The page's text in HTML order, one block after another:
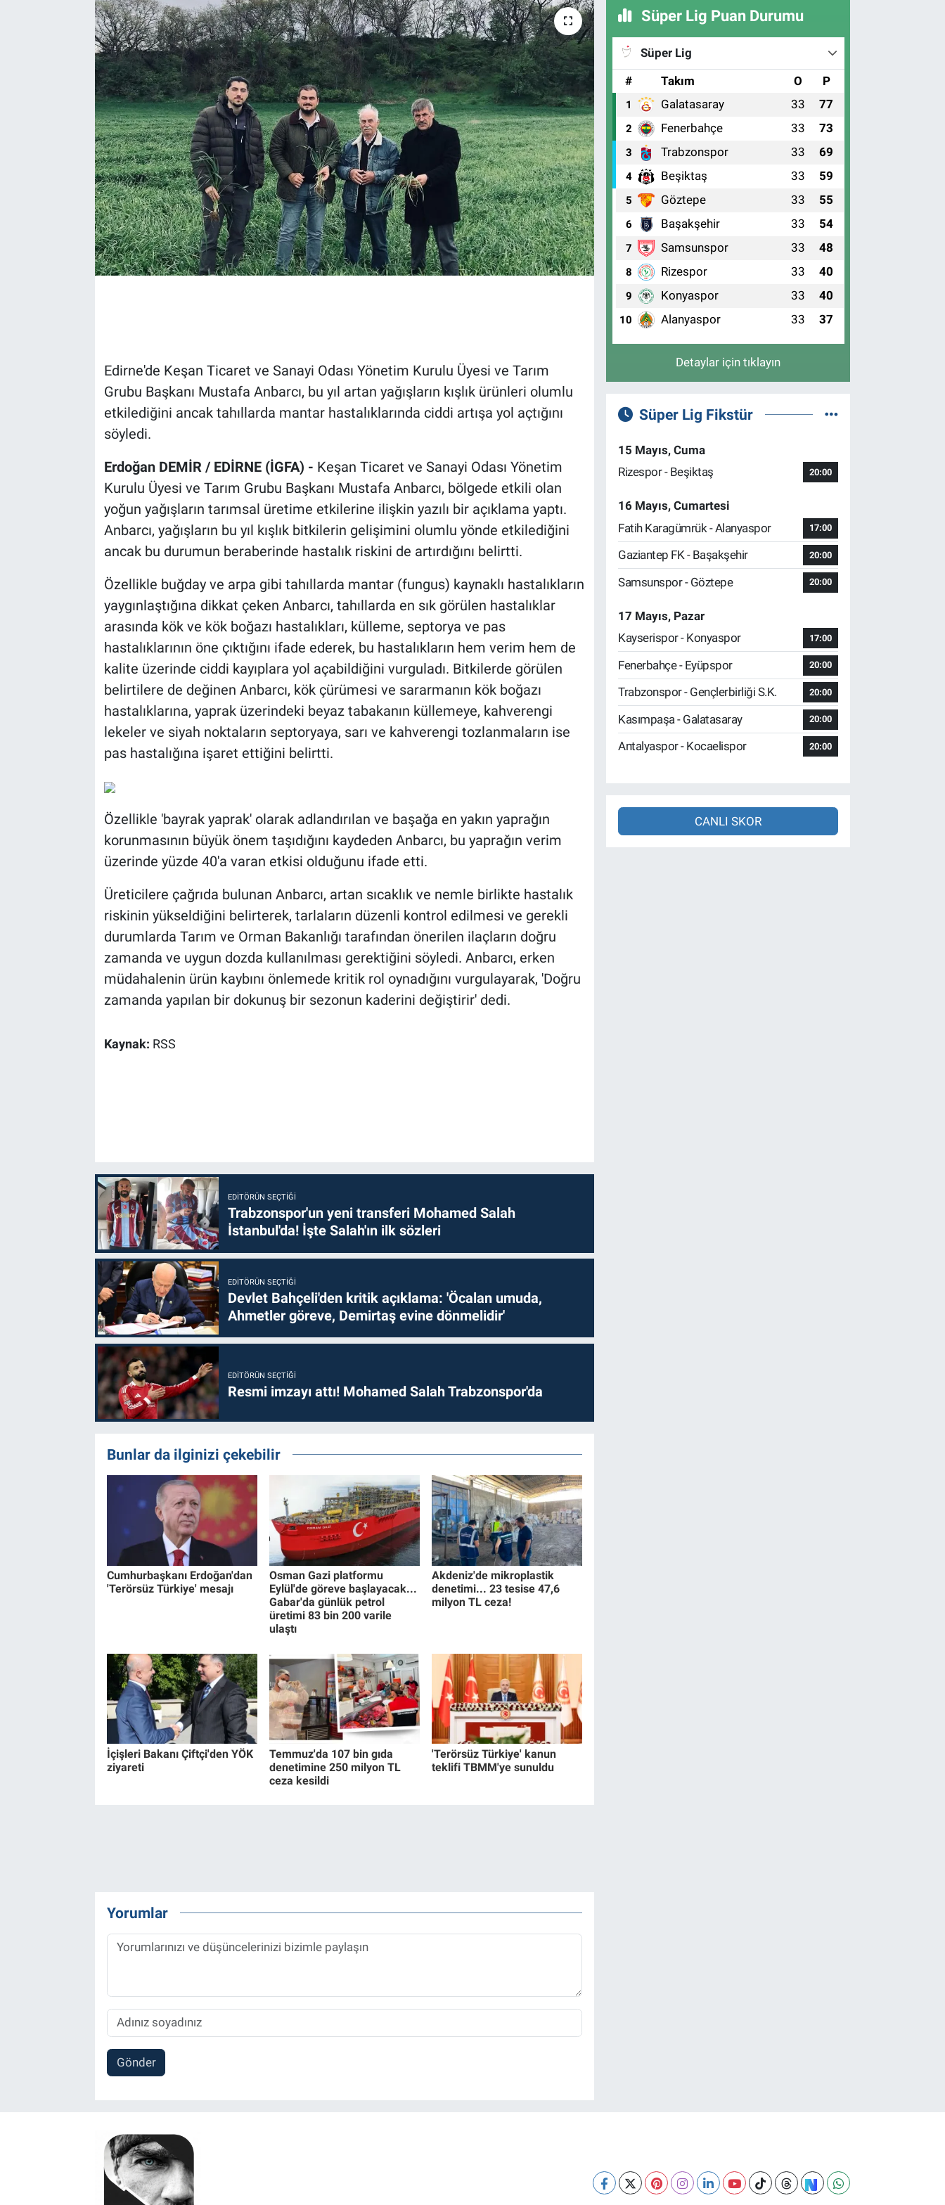
Edirne'de Keşan Ticaret ve Sanayi Odası Yönetim Kurulu Üyesi ve Tarım
Grubu Başkanı Mustafa Anbarcı, bu yıl artan yağışların kışlık ürünleri olumlu
etkilediğini ancak tahıllarda mantar hastalıklarında ciddi artışa yol açtığını
söyledi.
Erdoğan DEMİR / EDİRNE (İGFA) - Keşan Ticaret ve Sanayi Odası Yönetim
Kurulu Üyesi ve Tarım Grubu Başkanı Mustafa Anbarcı, bölgede etkili olan
yoğun yağışların tarımsal üretime etkilerine ilişkin yazılı bir açıklama yaptı.
Anbarcı, yağışların bu yıl kışlık bitkilerin gelişimini olumlu yönde etkilediğini
ancak bu durumun beraberinde hastalık riskini de artırdığını belirtti.
Özellikle buğday ve arpa gibi tahıllarda mantar (fungus) kaynaklı hastalıkların
yaygınlaştığına dikkat çeken Anbarcı, tahıllarda en sık görülen hastalıklar
arasında kök ve kök boğazı hastalıkları, külleme, septorya ve pas
hastalıklarının öne çıktığını ifade ederek, bu hastalıkların hem verim hem de
kalite üzerinde ciddi kayıplara yol açabildiğini vurguladı. Bitkilerde görülen
belirtilere de değinen Anbarcı, kök çürümesi ve sararmanın kök boğazı
hastalıklarına, yaprak üzerindeki beyaz tabakanın küllemeye, kahverengi
lekeler ve siyah noktaların septoryaya, sarı ve kahverengi tozlanmaların ise
pas hastalığına işaret ettiğini belirtti.
Özellikle 'bayrak yaprak' olarak adlandırılan ve başağa en yakın yaprağın
korunmasının büyük önem taşıdığını kaydeden Anbarcı, bu yaprağın verim
üzerinde yüzde 40'a varan etkisi olduğunu ifade etti.
Üreticilere çağrıda bulunan Anbarcı, artan sıcaklık ve nemle birlikte hastalık
riskinin yükseldiğini belirterek, tarlaların düzenli kontrol edilmesi ve gerekli
durumlarda Tarım ve Orman Bakanlığı tarafından önerilen ilaçların doğru
zamanda ve uygun dozda kullanılması gerektiğini söyledi. Anbarcı, erken
müdahalenin ürün kaybını önlemede kritik rol oynadığını vurgulayarak, 'Doğru
zamanda yapılan bir dokunuş bir sezonun kaderini değiştirir' dedi.
Kaynak: RSS
EDITÖRÜN SEÇTIĞI
Trabzonspor'un yeni transferi Mohamed Salah
İstanbul'da! İşte Salah'ın ilk sözleri
EDITÖRÜN SEÇTIĞI
Devlet Bahçeli'den kritik açıklama: 'Öcalan umuda,
Ahmetler göreve, Demirtaş evine dönmelidir'
EDITÖRÜN SEÇTIĞI
Resmi imzayı attı! Mohamed Salah Trabzonspor'da
Bunlar da ilginizi çekebilir
Cumhurbaşkanı Erdoğan'dan
'Terörsüz Türkiye' mesajı
Osman Gazi platformu
Eylül'de göreve başlayacak...
Gabar'da günlük petrol
üretimi 83 bin 200 varile
ulaştı
Akdeniz'de mikroplastik
denetimi... 23 tesise 47,6
milyon TL ceza!
İçişleri Bakanı Çiftçi'den YÖK
ziyareti
Temmuz'da 107 bin gıda
denetimine 250 milyon TL
ceza kesildi
'Terörsüz Türkiye' kanun
teklifi TBMM'ye sunuldu
Yorumlar
Gönder
Süper Lig Puan Durumu
Süper Lig
#
Takım O P
1 Galatasaray 33 77
2 Fenerbahçe 33 73
3 Trabzonspor 33 69
4 Beşiktaş 33 59
5 Göztepe 33 55
6 Başakşehir 33 54
7 Samsunspor 33 48
8 Rizespor 33 40
9 Konyaspor 33 40
10 Alanyaspor 33 37
Detaylar için tıklayın
Süper Lig Fikstür
15 Mayıs, Cuma
Rizespor - Beşiktaş
20:00
16 Mayıs, Cumartesi
Fatih Karagümrük - Alanyaspor
17:00
Gaziantep FK - Başakşehir 20:00
Samsunspor - Göztepe 20:00
17 Mayıs, Pazar
Kayserispor - Konyaspor
17:00
Fenerbahçe - Eyüpspor 20:00
Trabzonspor - Gençlerbirliği S.K. 20:00
Kasımpaşa - Galatasaray 20:00
Antalyaspor - Kocaelispor 20:00
CANLI SKOR